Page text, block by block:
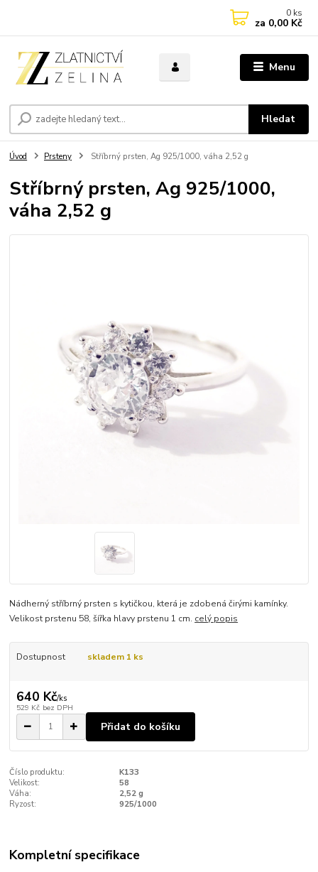
Menu
Hledat
0 ks
za 0,00 Kč
Úvod Prsteny Stříbrný prsten, Ag 925/1000, váha 2,52 g
Stříbrný prsten, Ag 925/1000,
váha 2,52 g
Nádherný stříbrný prsten s kytičkou, která je zdobená čirými kamínky.
Velikost prstenu 58, šířka hlavy prstenu 1 cm. celý popis
Dostupnost skladem 1 ks
640 Kč/ks
529 Kč bez DPH
Přidat do košíku
Číslo produktu:
K133
Velikost:
58
Váha:
2,52 g
Ryzost:
925/1000
Kompletní specifikace